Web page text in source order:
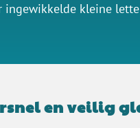
ingewikkelde kleine
en veilig